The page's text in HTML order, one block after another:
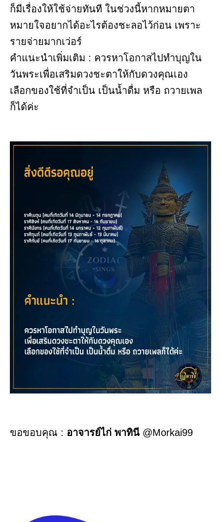
ก็มีเรื่องให้ใช้จ่ายทันที ในช่วงนี้หากหมายตา
หมายใจอยากได้อะไรต้องชะลอไว้ก่อน เพราะ
รายจ่ายมากเว่อร์
คำแนะนำเพิ่มเติม : ควรหาโอกาสไปทำบุญใน
วันพระเพื่อเสริมดวงชะตาให้กับดวงคุณเอง
เลือกของใช้ที่จำเป็น เป็นน้ำดื่ม หรือ ถวายเพล
ก็ได้ค่ะ
ขอขอบคุณ : อาจารย์ไก่ พาทินี @Morkai99